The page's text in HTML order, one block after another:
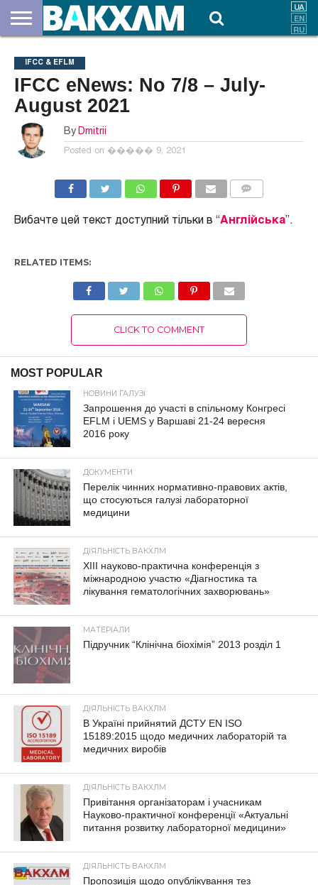
НАС
ВНЕСКИ
ДОКУМЕНТИ
НОВИНИ
КОНТАКТИ
IFCC & EFLM
IFCC eNews: No 7/8 – July-
August 2021
By Dmitrii
Posted on ����� 9, 2021
Вибачте цей текст доступний тільки в “Англійська”.
RELATED ITEMS:
CLICK TO COMMENT
MOST POPULAR
НОВИНИ ГАЛУЗІ
Запрошення до участі в спільному Конгресі
EFLM і UEMS у Варшаві 21-24 вересня
2016 року
ДОКУМЕНТИ
Перелік чинних нормативно-правових актів,
що стосуються галузі лабораторної
медицини
ДІЯЛЬНІСТЬ ВАКХЛМ
XIII науково-практична конференція з
міжнародною участю «Діагностика та
лікування гематологічних захворювань»
МАТЕРІАЛИ
Підручник “Клінічна біохімія” 2013 розділ 1
ДІЯЛЬНІСТЬ ВАКХЛМ
В Україні прийнятий ДСТУ EN ISO
15189:2015 щодо медичних лабораторій та
медичних виробів
ДІЯЛЬНІСТЬ ВАКХЛМ
Привітання організаторам і учасникам
Науково-практичної конференції «Актуальні
питання розвитку лабораторної медицини»
ДІЯЛЬНІСТЬ ВАКХЛМ
Пропозиція щодо опублікування тез